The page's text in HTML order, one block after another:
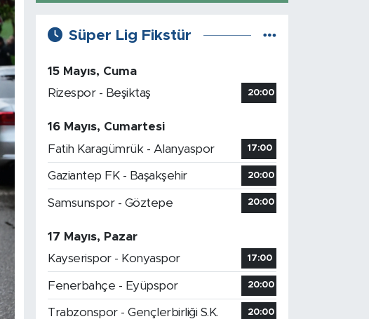
Süper Lig Fikstür
15 Mayıs, Cuma
Rizespor - Beşiktaş
20:00
16 Mayıs, Cumartesi
Fatih Karagümrük - Alanyaspor
17:00
Gaziantep FK - Başakşehir 20:00
Samsunspor - Göztepe 20:00
17 Mayıs, Pazar
Kayserispor - Konyaspor
17:00
Fenerbahçe - Eyüpspor 20:00
Trabzonspor - Gençlerbirliği S.K. 20:00